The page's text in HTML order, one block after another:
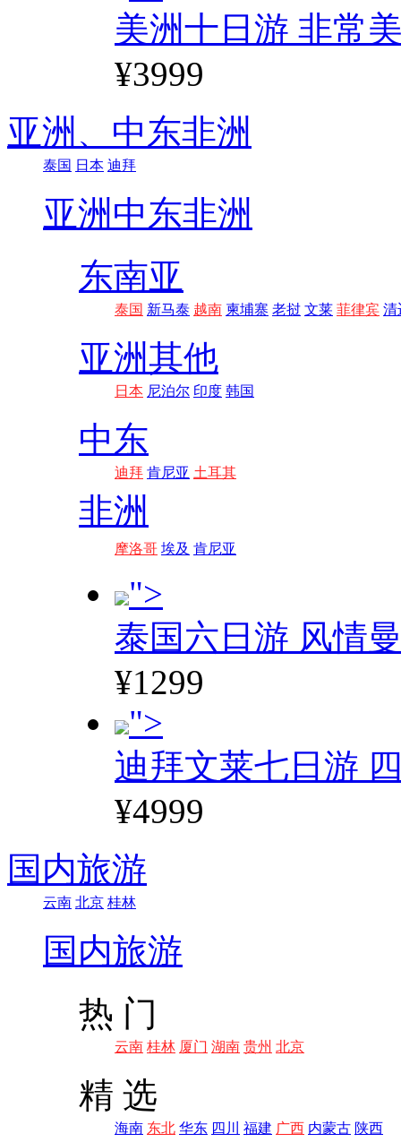
美洲十日游 非常
¥3999
亚洲、 中东非洲
泰国 日本 迪拜
亚洲 中东非洲
东南亚
泰国 新马泰 越南 柬埔寨 老挝 文莱 菲律宾 清
亚洲其他
日本 尼泊尔 印度 韩国
中东
迪拜 肯尼亚 土耳其
非洲
摩洛哥 埃及 肯尼亚
">
泰国六日游 风情
¥1299
">
迪拜文莱七日游
¥4999
国内旅游
云南 北京 桂林
国内旅游
热 门
云南 桂林 厦门 湖南 贵州 北京
精 选
海南 东北 华东 四川 福建 广西 内蒙古 陕西